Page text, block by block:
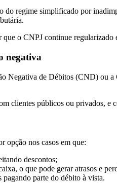
regime simplificado por
o CNPJ continue regularizado
negativa
Negativa de Débitos (CND) ou
clientes públicos ou privados, e
opção nos casos em que:
descontos;
o que pode gerar atrasos e
parte do débito à vista.